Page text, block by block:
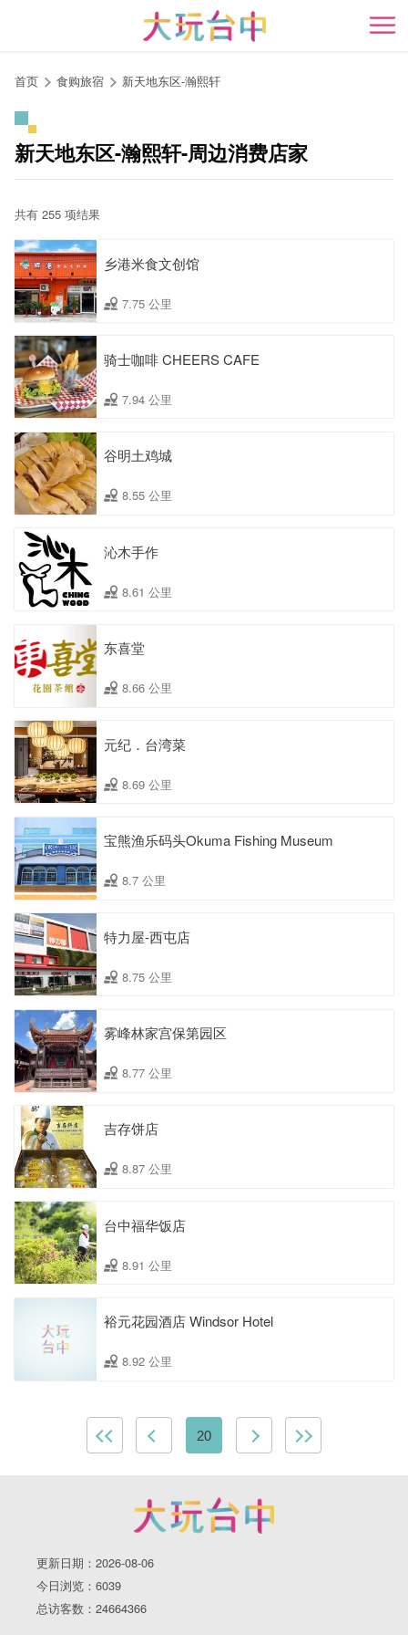
开
首页 食购旅宿 新天地东区-瀚熙轩
新天地东区-瀚熙轩-周边消费店家
共有 255 项结果
乡港米食文创馆
7.75 公里
骑士咖啡 CHEERS CAFE
7.94 公里
谷明土鸡城
8.55 公里
沁木手作
8.61 公里
东喜堂
8.66 公里
元纪．台湾菜
8.69 公里
宝熊渔乐码头Okuma Fishing Museum
8.7 公里
特力屋-西屯店
8.75 公里
雾峰林家宫保第园区
8.77 公里
吉存饼店
8.87 公里
台中福华饭店
8.91 公里
裕元花园酒店 Windsor Hotel
8.92 公里
20
更新日期：2026-08-06
今日浏览：6039
总访客数：24664366